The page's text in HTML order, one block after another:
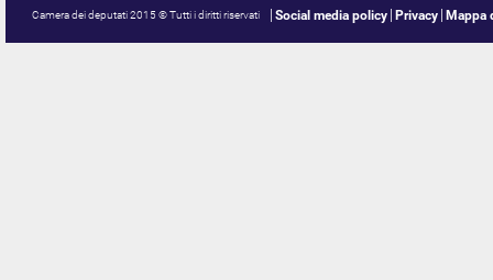
Camera dei deputati 2015 © Tutti i diritti riservati Social media policy Privacy Mappa